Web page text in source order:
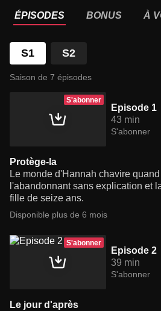
ÉPISODES BONUS À
S1 S2
Saison de 7 épisodes
S'abonner
Episode 1
43 min
S'abonner
Protège-la
Le monde d'Hannah chavire
l'abandonnant sans explication et
fille de seize ans.
Disponible plus de 6 mois
S'abonner
Episode 2
39 min
S'abonner
Le jour d'après